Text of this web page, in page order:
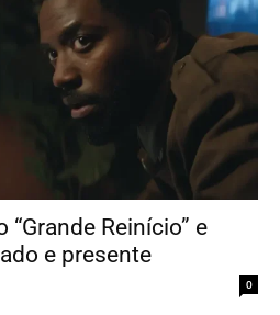
“Grande Reinício” e
e presente
0